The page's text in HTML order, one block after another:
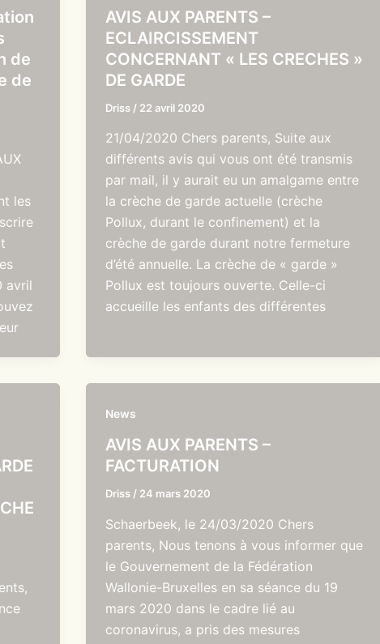
de
de
les
avril
AVIS AUX PARENTS –
ECLAIRCISSEMENT
CONCERNANT « LES CRECHES »
DE GARDE
Driss / 22 avril 2020
21/04/2020 Chers parents, Suite aux
différents avis qui vous ont été transmis
par mail, il y aurait eu un amalgame entre
la crèche de garde actuelle (crèche
Pollux, durant le confinement) et la
crèche de garde durant notre fermeture
d’été annuelle. La crèche de « garde »
Pollux est toujours ouverte. Celle-ci
accueille les enfants des différentes
News
AVIS AUX PARENTS –
FACTURATION
Driss / 24 mars 2020
Schaerbeek, le 24/03/2020 Chers
parents, Nous tenons à vous informer que
le Gouvernement de la Fédération
Wallonie-Bruxelles en sa séance du 19
mars 2020 dans le cadre lié au
coronavirus, a pris des mesures